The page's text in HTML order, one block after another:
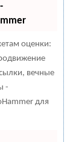
оценки:
вечные
-
для